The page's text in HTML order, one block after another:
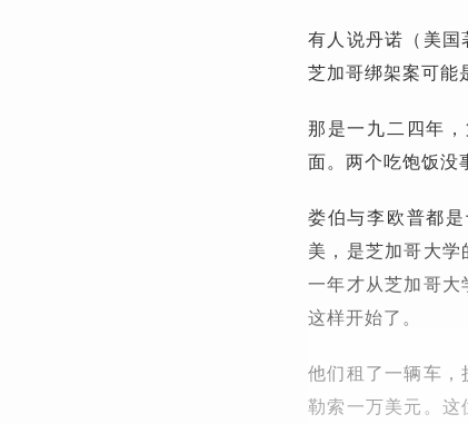
有人说丹诺（美国
芝加哥绑架案可能
那是一九二四年
面。两个吃饱饭没
娄伯与李欧普都
美，是芝加哥大
一年才从芝加哥
这样开始了。
他们租了一辆车
勒索一万美元。